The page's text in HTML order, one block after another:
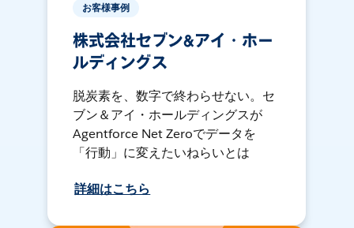
お客様事例
株式会社セブン&アイ・ホー
ルディングス
脱炭素を、数字で終わらせない。セ
ブン＆アイ・ホールディングスが
Agentforce Net Zeroでデータを
「行動」に変えたいねらいとは
詳細はこちら